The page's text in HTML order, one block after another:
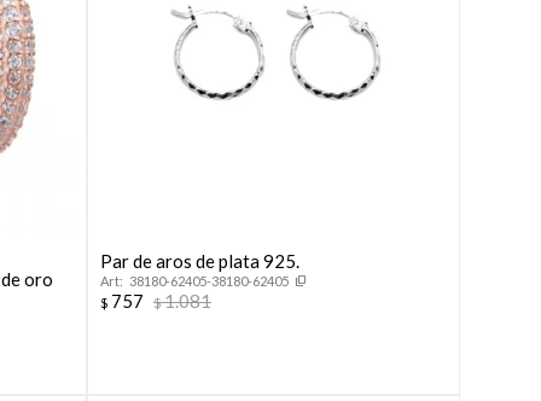
oro
Par de aros de plata 925.
38180-62405-38180-62405
$ 757 $1.081